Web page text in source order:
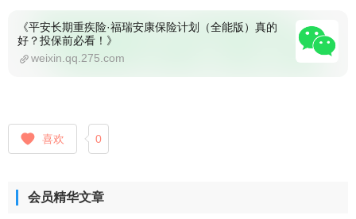
《平安长期重疾险·福瑞安康保险计划（全能版）真的
好？投保前必看！》
weixin.qq.275.com
喜欢 0
会员精华文章